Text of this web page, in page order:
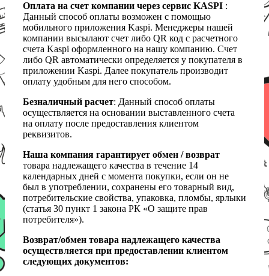
Оплата на счет компании через сервис KASPI :
Данный способ оплаты возможен с помощью
мобильного приложения Kaspi. Менеджеры нашей
компании высылают счет либо QR код с расчетного
счета Kaspi оформленного на нашу компанию. Счет
либо QR автоматически определяется у покупателя в
приложении Kaspi. Далее покупатель производит
оплату удобным для него способом.
Безналичный расчет: Данный способ оплаты
осуществляется на основании выставленного счета
на оплату после предоставления клиентом
реквизитов.
Наша компания гарантирует обмен / возврат
товара надлежащего качества в течение 14
календарных дней с момента покупки, если он не
был в употреблении, сохранены его товарный вид,
потребительские свойства, упаковка, пломбы, ярлыки
(статья 30 пункт 1 закона РК «О защите прав
потребителя»).
Возврат/обмен товара надлежащего качества
осуществляется при предоставлении клиентом
следующих документов: